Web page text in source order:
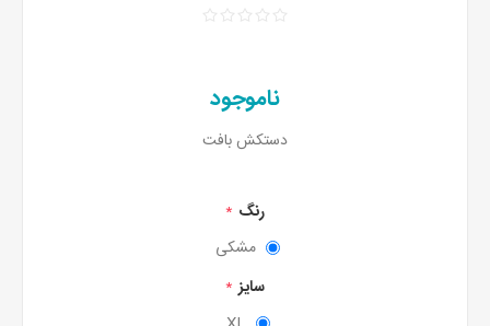
ناموجود
دستکش بافت
رنگ *
مشکی
سایز *